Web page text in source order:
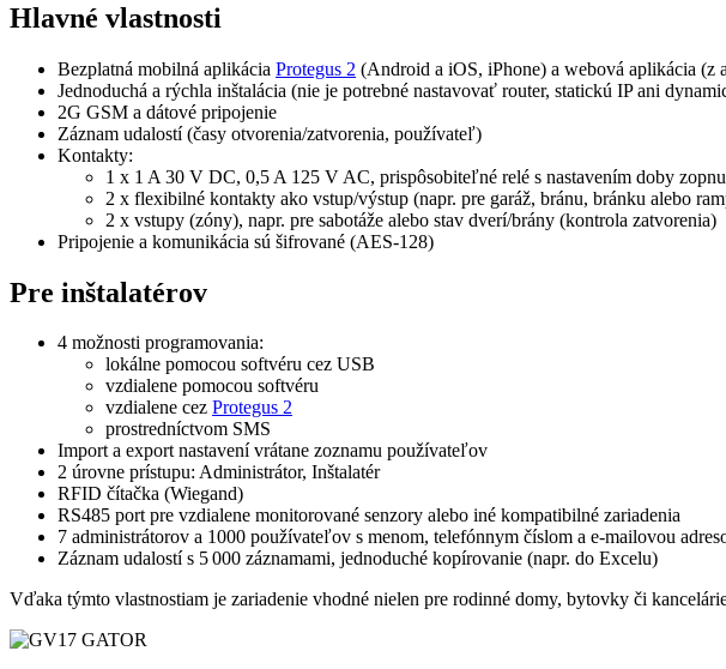
Hlavné vlastnosti
Bezplatná mobilná aplikácia Protegus 2 (Android a iOS, iPhone) a webová aplikácia (z
Jednoduchá a rýchla inštalácia (nie je potrebné nastavovať router, statickú IP ani
2G GSM a dátové pripojenie
Záznam udalostí (časy otvorenia/zatvorenia, používateľ)
Kontakty:
1 x 1 A 30 V DC, 0,5 A 125 V AC, prispôsobiteľné relé s nastavením doby
2 x flexibilné kontakty ako vstup/výstup (napr. pre garáž, bránu, bránku alebo
2 x vstupy (zóny), napr. pre sabotáže alebo stav dverí/brány (kontrola zatvorenia)
Pripojenie a komunikácia sú šifrované (AES-128)
Pre inštalatérov
4 možnosti programovania:
lokálne pomocou softvéru cez USB
vzdialene pomocou softvéru
vzdialene cez Protegus 2
prostredníctvom SMS
Import a export nastavení vrátane zoznamu používateľov
2 úrovne prístupu: Administrátor, Inštalatér
RFID čítačka (Wiegand)
RS485 port pre vzdialene monitorované senzory alebo iné kompatibilné zariadenia
7 administrátorov a 1000 používateľov s menom, telefónnym číslom a e-mailovou
Záznam udalostí s 5 000 záznamami, jednoduché kopírovanie (napr. do Excelu)
Vďaka týmto vlastnostiam je zariadenie vhodné nielen pre rodinné domy, bytovky či